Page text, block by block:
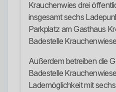
Krauchenwies drei
insgesamt sechs
Parkplatz am Gasthaus
Badestelle
Außerdem betreiben die
Badestelle
Lademöglichkeit mit